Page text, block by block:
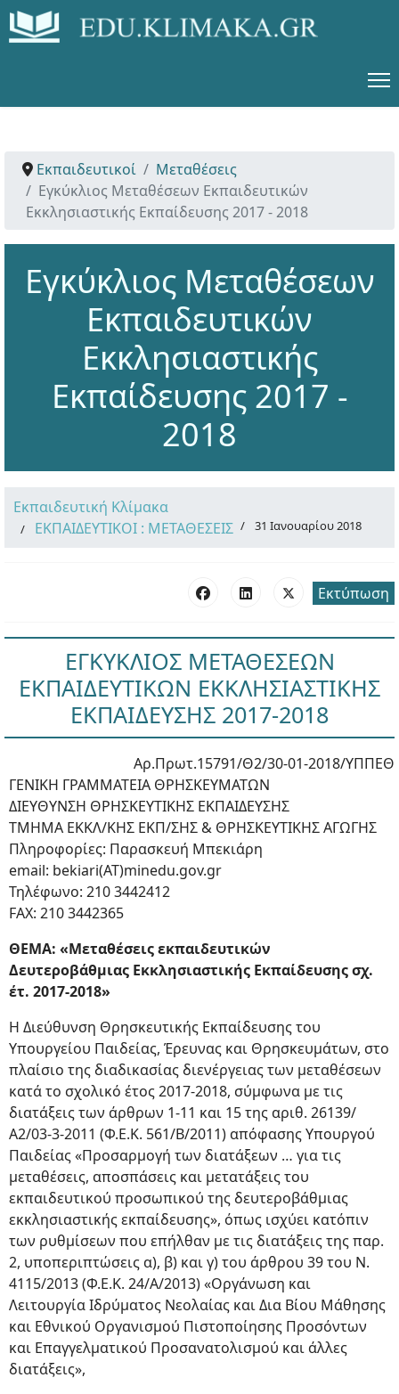
Εκπαιδευτικοί
Μεταθέσεις
Εγκύκλιος Μεταθέσεων Εκπαιδευτικών
Εκκλησιαστικής Εκπαίδευσης 2017 - 2018
Εγκύκλιος Μεταθέσεων
Εκπαιδευτικών
Εκκλησιαστικής
Εκπαίδευσης 2017 -
2018
Εκπαιδευτική Κλίμακα
ΕΚΠΑΙΔΕΥΤΙΚΟΙ : ΜΕΤΑΘΕΣΕΙΣ
31 Ιανουαρίου 2018
Εκτύπωση
ΕΓΚΥΚΛΙΟΣ ΜΕΤΑΘΕΣΕΩΝ
ΕΚΠΑΙΔΕΥΤΙΚΩΝ ΕΚΚΛΗΣΙΑΣΤΙΚΗΣ
ΕΚΠΑΙΔΕΥΣΗΣ 2017-2018
Αρ.Πρωτ.15791/Θ2/30-01-2018/ΥΠΠΕΘ
ΓΕΝΙΚΗ ΓΡΑΜΜΑΤΕΙΑ ΘΡΗΣΚΕΥΜΑΤΩΝ
ΔΙΕΥΘΥΝΣΗ ΘΡΗΣΚΕΥΤΙΚΗΣ ΕΚΠΑΙΔΕΥΣΗΣ
ΤΜΗΜΑ ΕΚΚΛ/ΚΗΣ ΕΚΠ/ΣΗΣ & ΘΡΗΣΚΕΥΤΙΚΗΣ ΑΓΩΓΗΣ
Πληροφορίες: Παρασκευή Μπεκιάρη
email: bekiari(ΑΤ)minedu.gov.gr
Τηλέφωνο: 210 3442412
FAX: 210 3442365
ΘΕΜΑ: «Μεταθέσεις εκπαιδευτικών
Δευτεροβάθμιας Εκκλησιαστικής Εκπαίδευσης σχ.
έτ. 2017-2018»
Η Διεύθυνση Θρησκευτικής Εκπαίδευσης του
Υπουργείου Παιδείας, Έρευνας και Θρησκευμάτων, στο
πλαίσιο της διαδικασίας διενέργειας των μεταθέσεων
κατά το σχολικό έτος 2017-2018, σύμφωνα με τις
διατάξεις των άρθρων 1-11 και 15 της αριθ. 26139/
Α2/03-3-2011 (Φ.Ε.Κ. 561/Β/2011) απόφασης Υπουργού
Παιδείας «Προσαρμογή των διατάξεων … για τις
μεταθέσεις, αποσπάσεις και μετατάξεις του
εκπαιδευτικού προσωπικού της δευτεροβάθμιας
εκκλησιαστικής εκπαίδευσης», όπως ισχύει κατόπιν
των ρυθμίσεων που επήλθαν με τις διατάξεις της παρ.
2, υποπεριπτώσεις α), β) και γ) του άρθρου 39 του Ν.
4115/2013 (Φ.Ε.Κ. 24/A/2013) «Οργάνωση και
Λειτουργία Ιδρύματος Νεολαίας και Δια Βίου Μάθησης
και Εθνικού Οργανισμού Πιστοποίησης Προσόντων
και Επαγγελματικού Προσανατολισμού και άλλες
διατάξεις»,